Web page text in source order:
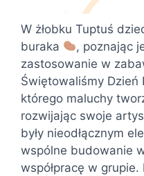
W żłobku Tuptuś
buraka
, poznając
zastosowanie w
Świętowaliśmy Dzień
którego maluchy
rozwijając swoje
były nieodłącznym
wspólne budowanie
współpracę w